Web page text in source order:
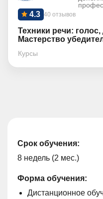
40 отзывов
4.3
Техники речи:
Мастерство
Курсы
Срок обучения:
8 недель (2 мес.)
Форма обучения:
Дистанционное